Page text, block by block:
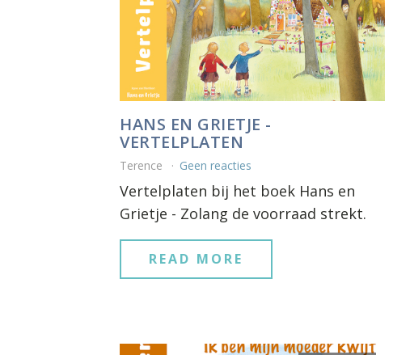
HANS EN GRIETJE -
VERTELPLATEN
Terence Geen reacties
Vertelplaten bij het boek Hans en
Grietje - Zolang de voorraad strekt.
READ MORE